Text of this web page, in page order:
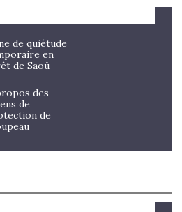
de quiétude
en
de Saoû
des
de
de